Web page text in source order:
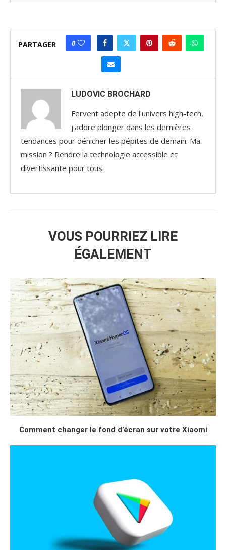
PARTAGER 0
LUDOVIC BROCHARD
Fervent adepte de l'univers high-tech,
j'adore plonger dans les dernières
tendances pour dénicher les pépites de demain. Ma
mission ? Rendre la technologie accessible et
divertissante pour tous.
VOUS POURRIEZ LIRE
ÉGALEMENT
Comment changer le fond d’écran sur votre Xiaomi